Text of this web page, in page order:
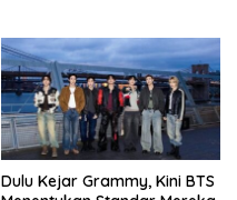
Dulu Kejar Grammy, Kini BTS